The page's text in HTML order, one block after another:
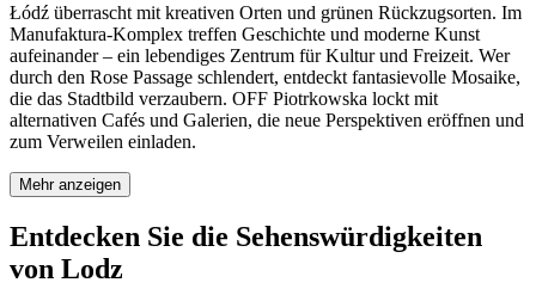
Łódź überrascht mit kreativen Orten und grünen Rückzugsorten. Im
Manufaktura-Komplex treffen Geschichte und moderne Kunst
aufeinander – ein lebendiges Zentrum für Kultur und Freizeit. Wer
durch den Rose Passage schlendert, entdeckt fantasievolle Mosaike,
die das Stadtbild verzaubern. OFF Piotrkowska lockt mit
alternativen Cafés und Galerien, die neue Perspektiven eröffnen und
zum Verweilen einladen.
Mehr anzeigen
Entdecken Sie die Sehenswürdigkeiten
von Lodz